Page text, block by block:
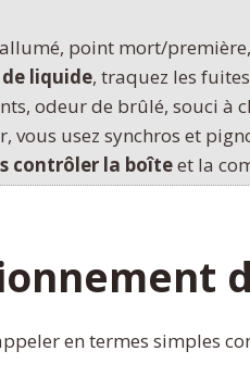
point mort/
liquide, traquez les
odeur de brûlé, souci à
vous usez synchros et
contrôler la boîteet la
en termes simples